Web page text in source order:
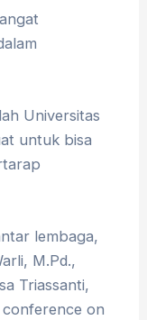
Universitas
untuk bisa
lembaga,
M.Pd.,
Triassanti,
on